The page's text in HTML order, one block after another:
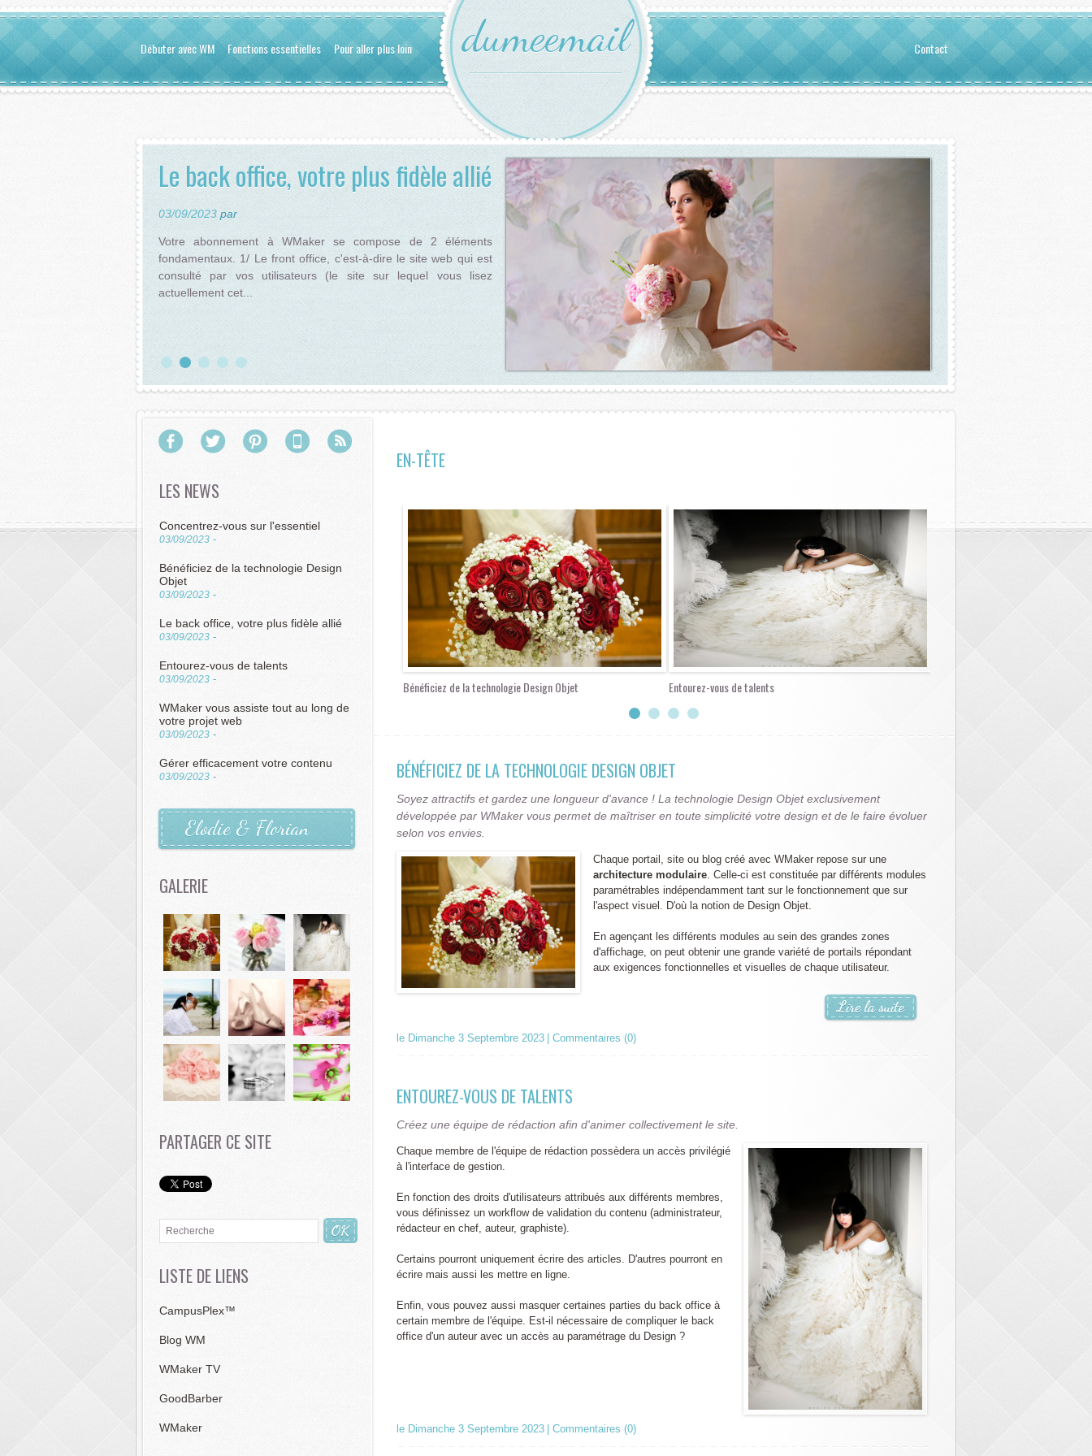
Débuter avec WM Fonctions essentielles Pour aller plus loin dumeemail Contact
Le back office, votre plus fidèle allié
03/09/2023 par
Votre abonnement à WMaker se compose de 2 éléments
fondamentaux. 1/ Le front office, c'est-à-dire le site web qui est
consulté par vos utilisateurs (le site sur lequel vous lisez
actuellement cet...
LES NEWS
Concentrez-vous sur l'essentiel
03/09/2023 -
Bénéficiez de la technologie Design
Objet
03/09/2023 -
Le back office, votre plus fidèle allié
03/09/2023 -
Entourez-vous de talents
03/09/2023 -
WMaker vous assiste tout au long de
votre projet web
03/09/2023 -
Gérer efficacement votre contenu
03/09/2023 -
Elodie & Florian
GALERIE
PARTAGER CE SITE
LISTE DE LIENS
CampusPlex™
Blog WM
WMaker TV
GoodBarber
WMaker
EN-TÊTE
Bénéficiez de la technologie Design Objet Entourez-vous de talents
Diffusez votre Newsletter
BÉNÉFICIEZ DE LA TECHNOLOGIE DESIGN OBJET
Soyez attractifs et gardez une longueur d'avance ! La technologie Design Objet exclusivement
développée par WMaker vous permet de maîtriser en toute simplicité votre design et de le faire évoluer
selon vos envies.
Chaque portail, site ou blog créé avec WMaker repose sur une
architecture modulaire. Celle-ci est constituée par différents modules
paramétrables indépendamment tant sur le fonctionnement que sur
l'aspect visuel. D'où la notion de Design Objet.
En agençant les différents modules au sein des grandes zones
d'affichage, on peut obtenir une grande variété de portails répondant
aux exigences fonctionnelles et visuelles de chaque utilisateur.
le Dimanche 3 Septembre 2023 Commentaires (0)
ENTOUREZ-VOUS DE TALENTS
Créez une équipe de rédaction afin d'animer collectivement le site.
Chaque membre de l'équipe de rédaction possèdera un accès privilégié
à l'interface de gestion.
En fonction des droits d'utilisateurs attribués aux différents membres,
vous définissez un workflow de validation du contenu (administrateur,
rédacteur en chef, auteur, graphiste).
Certains pourront uniquement écrire des articles. D'autres pourront en
écrire mais aussi les mettre en ligne.
Enfin, vous pouvez aussi masquer certaines parties du back office à
certain membre de l'équipe. Est-il nécessaire de compliquer le back
office d'un auteur avec un accès au paramétrage du Design ?
le Dimanche 3 Septembre 2023 Commentaires (0)